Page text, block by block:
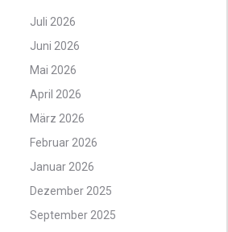
Juli 2026
Juni 2026
Mai 2026
April 2026
März 2026
Februar 2026
Januar 2026
Dezember 2025
September 2025